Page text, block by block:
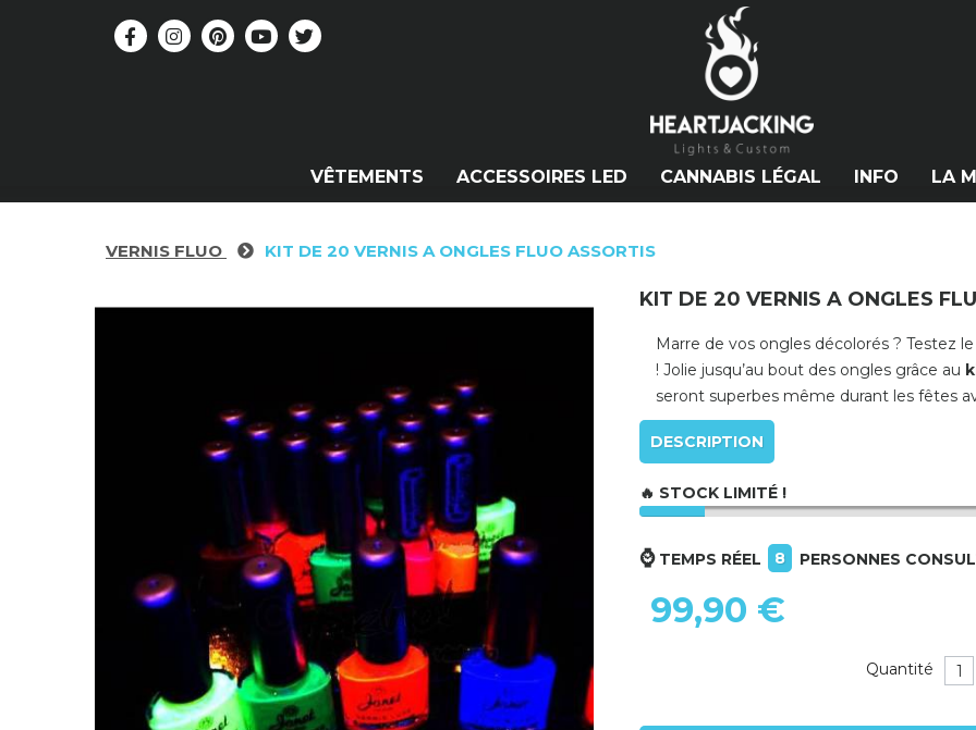
VÊTEMENTS ACCESSOIRES LED CANNABIS LÉGAL INFO LA
VERNIS FLUO KIT DE 20 VERNIS A ONGLES FLUO ASSORTIS
KIT DE 20 VERNIS A ONGLES
Marre de vos ongles décolorés ? Testez
! Jolie jusqu’au bout des ongles grâce au
seront superbes même durant les fêtes
DESCRIPTION
🔥 STOCK LIMITÉ !
⌚TEMPS RÉEL 8 PERSONNES
99,90 €
Quantité